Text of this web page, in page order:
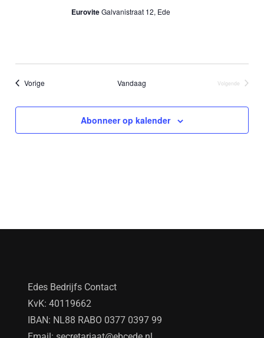
EuroviteGalvanistraat 12, Ede
Vorige Vandaag
Volgende
Abonneer op kalender
Edes Bedrijfs Contact
KvK: 40119662
IBAN: NL88 RABO 0377 0397 99